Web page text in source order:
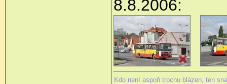
8.8.2006:
Kdo není aspoň trochu blázen, ten